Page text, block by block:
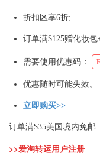
折扣区享6折;
订单满$125赠化妆包
需要使用优惠码：
优惠随时可能失效。
立即购买>>
订单满$35美国境内免邮
>>爱淘转运用户注册